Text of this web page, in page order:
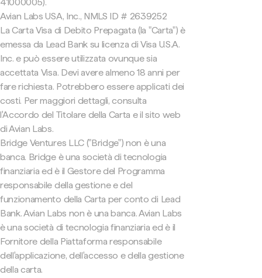
Avian Labs USA, Inc., NMLS ID # 2639252
La Carta Visa di Debito Prepagata (la "Carta") è
emessa da Lead Bank su licenza di Visa U.S.A.
Inc. e può essere utilizzata ovunque sia
accettata Visa. Devi avere almeno 18 anni per
fare richiesta. Potrebbero essere applicati dei
costi. Per maggiori dettagli, consulta
l'Accordo del Titolare della Carta e il sito web
di Avian Labs.
Bridge Ventures LLC ("Bridge") non è una
banca. Bridge è una società di tecnologia
finanziaria ed è il Gestore del Programma
responsabile della gestione e del
funzionamento della Carta per conto di Lead
Bank. Avian Labs non è una banca. Avian Labs
è una società di tecnologia finanziaria ed è il
Fornitore della Piattaforma responsabile
dell'applicazione, dell'accesso e della gestione
della carta.